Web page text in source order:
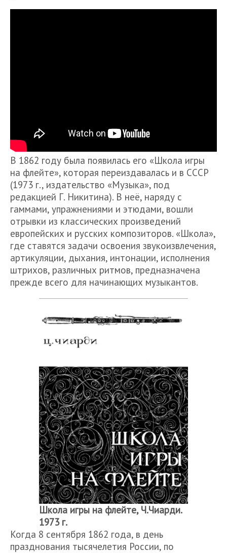
В 1862 году была появилась его «Школа игры
на флейте», которая переиздавалась и в СССР
(1973 г., издательство «Музыка», под
редакцией Г. Никитина). В неё, наряду с
гаммами, упражнениями и этюдами, вошли
отрывки из классических произведений
европейских и русских композиторов. «Школа»,
где ставятся задачи освоения звукоизвлечения,
артикуляции, дыхания, интонации, исполнения
штрихов, различных ритмов, предназначена
прежде всего для начинающих музыкантов.
Школа игры на флейте, Ч.Чиарди.
1973 г.
Когда 8 сентября 1862 года, в день
празднования тысячелетия России, по